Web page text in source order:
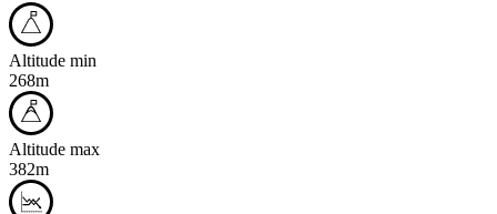
Altitude min
268m
Altitude max
382m